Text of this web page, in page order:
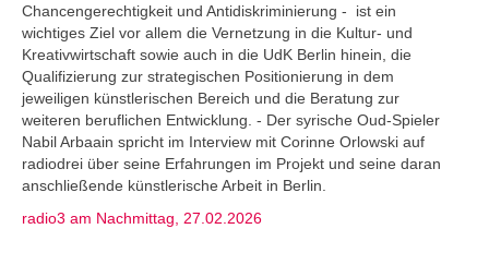
Chancengerechtigkeit und Antidiskriminierung - ist ein
wichtiges Ziel vor allem die Vernetzung in die Kultur- und
Kreativwirtschaft sowie auch in die UdK Berlin hinein, die
Qualifizierung zur strategischen Positionierung in dem
jeweiligen künstlerischen Bereich und die Beratung zur
weiteren beruflichen Entwicklung. - Der syrische Oud-Spieler
Nabil Arbaain spricht im Interview mit Corinne Orlowski auf
radiodrei über seine Erfahrungen im Projekt und seine daran
anschließende künstlerische Arbeit in Berlin.
radio3 am Nachmittag, 27.02.2026